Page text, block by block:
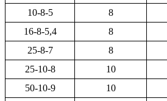
10-8-5 8
16-8-5,4
8
25-8-7
8
25-10-8
10
50-10-9
10